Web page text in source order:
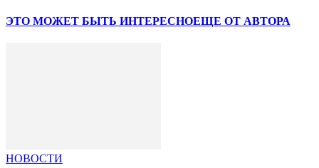
ЭТО МОЖЕТ БЫТЬ ИНТЕРЕСНОЕЩЕ ОТ АВТОРА
НОВОСТИ